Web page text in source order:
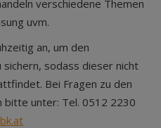
verschiedene Themen
uvm.
an, um den
sodass dieser nicht
Bei Fragen zu den
bitte unter: Tel. 0512 2230